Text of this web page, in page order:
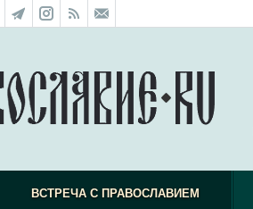
ВСТРЕЧА С ПРАВОСЛАВИЕМ